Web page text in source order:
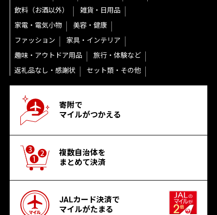
飲料（お酒以外）
雑貨・日用品
家電・電気小物
美容・健康
ファッション
家具・インテリア
趣味・アウトドア用品
旅行・体験など
返礼品なし・感謝状
セット類・その他
寄附で
マイルがつかえる
複数自治体を
まとめて決済
JALカード決済で
マイルがたまる